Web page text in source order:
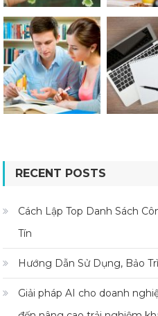
RECENT POSTS
Cách Lập Top Danh Sách
Tín
Hướng Dẫn Sử Dụng, Bảo
Giải pháp AI cho doanh